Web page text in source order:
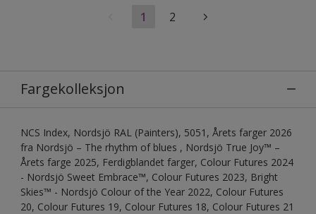
1 2
Fargekolleksjon
NCS Index, Nordsjö RAL (Painters), 5051, Årets farger 2026
fra Nordsjö – The rhythm of blues , Nordsjö True Joy™ –
Årets farge 2025, Ferdigblandet farger, Colour Futures 2024
- Nordsjö Sweet Embrace™, Colour Futures 2023, Bright
Skies™ - Nordsjö Colour of the Year 2022, Colour Futures
20, Colour Futures 19, Colour Futures 18, Colour Futures 21